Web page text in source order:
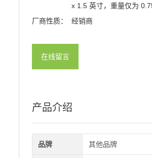
x 1.5 英寸，重量仅为
厂商性质：
经销商
在线留言
产品介绍
品牌 其他品牌